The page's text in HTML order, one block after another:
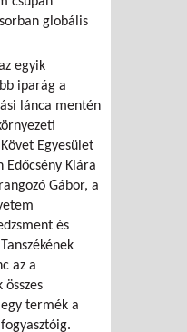
globális
egyik
iparág a
lánca mentén
Egyesület
Edőcsény Klára
Gábor, a
és
az a
termék a